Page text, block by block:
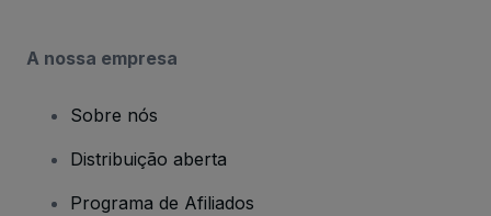
A nossa empresa
Sobre nós
Distribuição aberta
Programa de Afiliados